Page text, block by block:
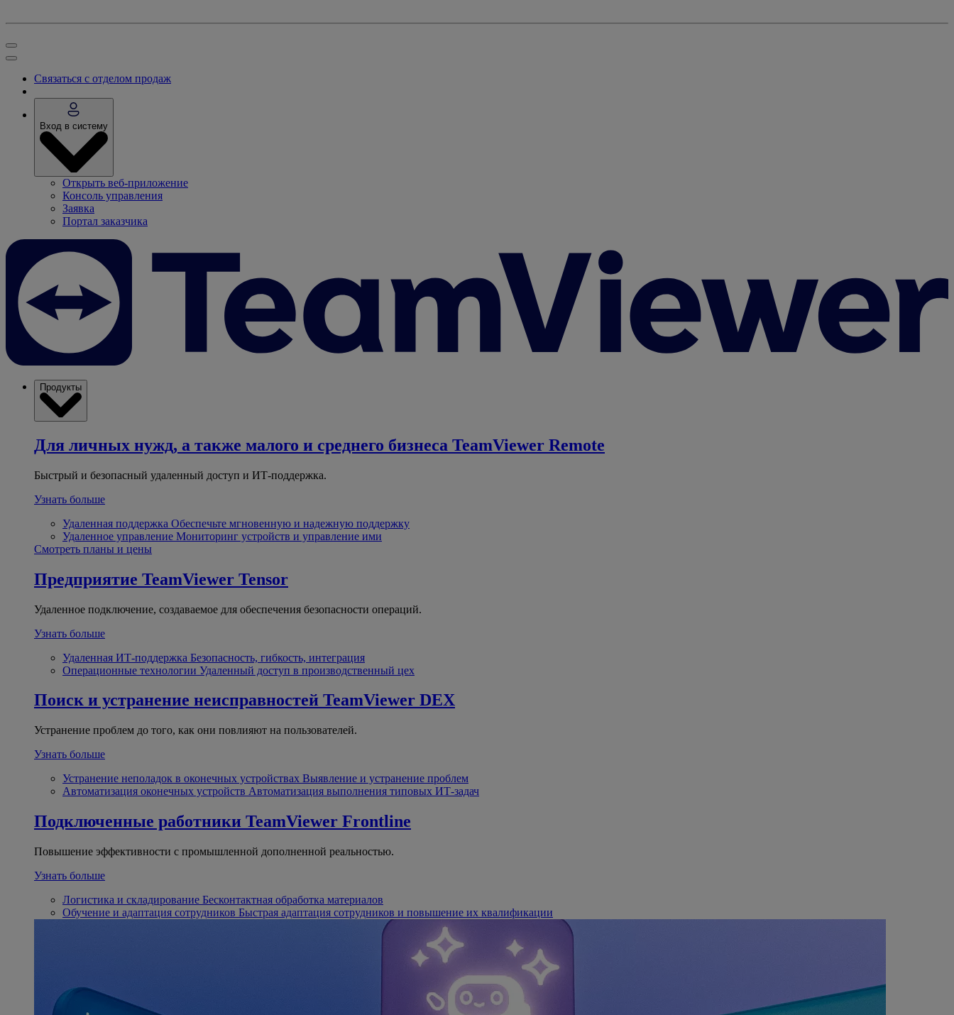
Связаться с отделом продаж
Вход в систему
Открыть веб-приложение
Консоль управления
Заявка
Портал заказчика
Продукты
Для личных нужд, а также малого и среднего бизнеса TeamViewer Remote
Быстрый и безопасный удаленный доступ и ИТ-поддержка.
Узнать больше
Удаленная поддержка Обеспечьте мгновенную и надежную поддержку
Удаленное управление Мониторинг устройств и управление ими
Смотреть планы и цены
Предприятие TeamViewer Tensor
Удаленное подключение, создаваемое для обеспечения безопасности операций.
Узнать больше
Удаленная ИТ-поддержка Безопасность, гибкость, интеграция
Операционные технологии Удаленный доступ в производственный цех
Поиск и устранение неисправностей TeamViewer DEX
Устранение проблем до того, как они повлияют на пользователей.
Узнать больше
Устранение неполадок в оконечных устройствах Выявление и устранение проблем
Автоматизация оконечных устройств Автоматизация выполнения типовых ИТ-задач
Подключенные работники TeamViewer Frontline
Повышение эффективности с промышленной дополненной реальностью.
Узнать больше
Логистика и складирование Бесконтактная обработка материалов
Обучение и адаптация сотрудников Быстрая адаптация сотрудников и повышение их квалификации